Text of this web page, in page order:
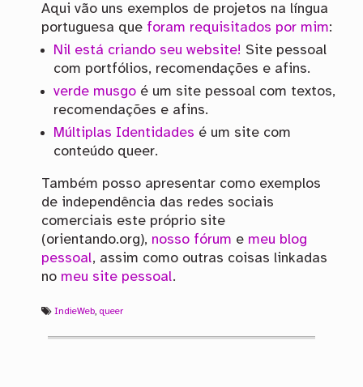
Aqui vão uns exemplos de projetos na língua
portuguesa que foram requisitados por mim:
Nil está criando seu website! Site pessoal
com portfólios, recomendações e afins.
verde musgoé um site pessoal com textos,
recomendações e afins.
Múltiplas Identidades é um site com
conteúdo queer.
Também posso apresentar como exemplos
de independência das redes sociais
comerciais este próprio site
(orientando.org), nosso fórum e meu blog
pessoal, assim como outras coisas linkadas
no meu site pessoal.
IndieWeb, queer